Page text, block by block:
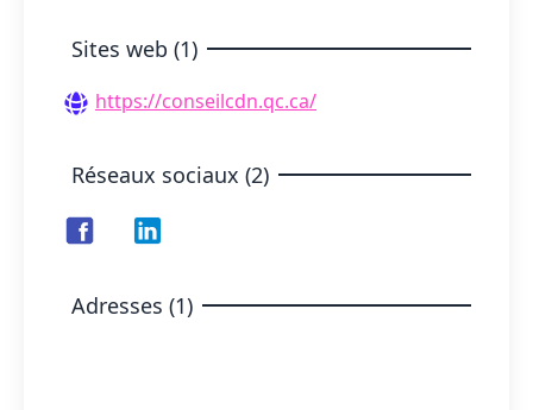
Sites web (1)
https://conseilcdn.qc.ca/
Réseaux sociaux (2)
Adresses (1)